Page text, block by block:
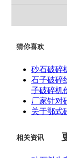
猜你喜欢
砂石破碎
石子破碎
子破碎机
厂家针对
关于鄂式
相关资讯